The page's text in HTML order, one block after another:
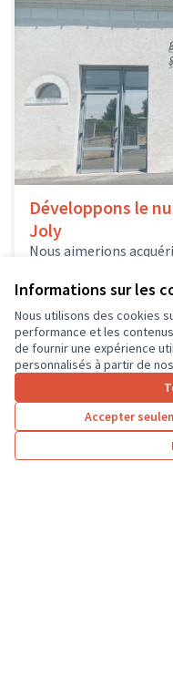
Informations sur les
Nous utilisons des cookies
performance et les
de fournir une expérience
personnalisés à partir de
Accepter
Développons le
Joly
Nous aimerions
ordinateurs portables,